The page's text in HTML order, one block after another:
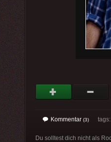
Kommentar (3)
Du solltest dich nicht als